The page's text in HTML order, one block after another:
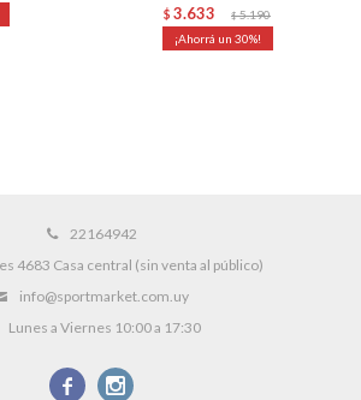
$ 3.633 $ 5.190
30
22164942
4683 Casa central (sin venta al público)
info@sportmarket.com.uy
Lunes a Viernes 10:00 a 17:30
 